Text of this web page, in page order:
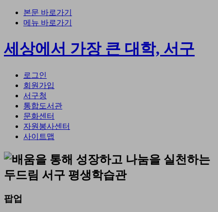
본문 바로가기
메뉴 바로가기
세상에서 가장 큰 대학, 서구
로그인
회원가입
서구청
통합도서관
문화센터
자원봉사센터
사이트맵
팝업